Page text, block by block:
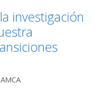
investigación